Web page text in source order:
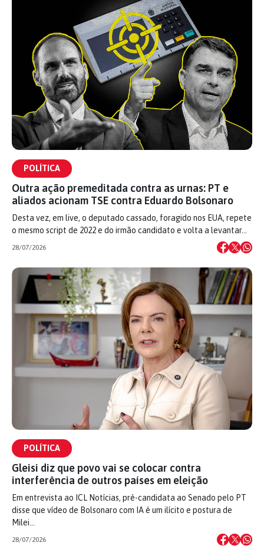
POLÍTICA
Outra ação premeditada contra as urnas: PT e
aliados acionam TSE contra Eduardo Bolsonaro
Desta vez, em live, o deputado cassado, foragido nos EUA, repete
o mesmo script de 2022 e do irmão candidato e volta a levantar…
28/07/2026
POLÍTICA
Gleisi diz que povo vai se colocar contra
interferência de outros países em eleição
Em entrevista ao ICL Notícias, pré-candidata ao Senado pelo PT
disse que vídeo de Bolsonaro com IA é um ilícito e postura de
Milei…
28/07/2026